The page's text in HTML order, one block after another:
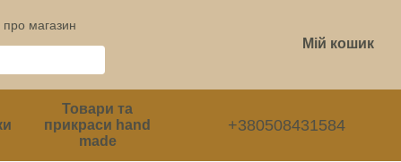
про магазин
Мій кошик
Товари та
прикраси hand
made
+380508431584